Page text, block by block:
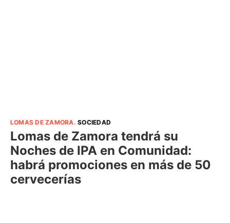
LOMAS DE ZAMORA.SOCIEDAD
Lomas de Zamora tendrá su
Noches de IPA en Comunidad:
habrá promociones en más de 50
cervecerías